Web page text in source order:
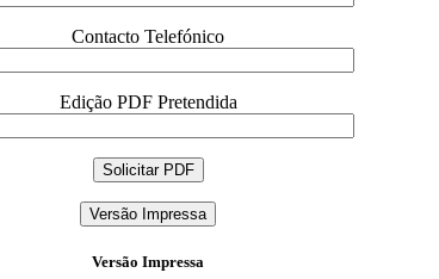
Contacto Telefónico
Edição PDF Pretendida
Versão Impressa
Versão Impressa